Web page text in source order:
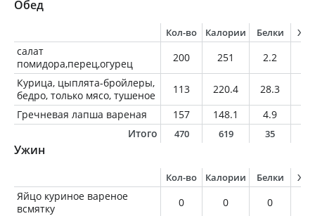
Обед
Кол-во Калории Белки
салат
помидора,перец,огурец
200 251 2.2
Курица, цыплята-бройлеры,
бедро, только мясо, тушеное
113 220.4 28.3
Гречневая лапша вареная
157 148.1 4.9
Итого
470 619 35
Ужин
Кол-во Калории Белки
Яйцо куриное вареное
всмятку
0 0 0